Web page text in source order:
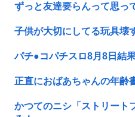
ずっと友達要らんって思っ
子供が大切にしてる玩具壊
パチ●コパチスロ8月8日結
正直におばあちゃんの年齢
かつてのニシ「ストリート